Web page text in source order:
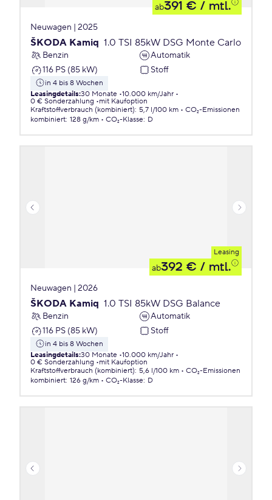
ab391 € / mtl.
Neuwagen | 2025
ŠKODA Kamiq 1.0 TSI 85kW DSG Monte Carlo
Benzin
Automatik
116 PS (85 kW)
Stoff
in 4 bis 8 Wochen
Leasingdetails:30 Monate 10.000 km/Jahr
0 € Sonderzahlung
mit Kaufoption
Kraftstoffverbrauch (kombiniert): 5,7 l/100 km
CO₂-Emissionen
kombiniert: 128 g/km CO₂-Klasse: D
Leasing
ab392 € / mtl.
Neuwagen | 2026
ŠKODA Kamiq 1.0 TSI 85kW DSG Balance
Benzin
Automatik
116 PS (85 kW)
Stoff
in 4 bis 8 Wochen
Leasingdetails:30 Monate 10.000 km/Jahr
0 € Sonderzahlung
mit Kaufoption
Kraftstoffverbrauch (kombiniert): 5,6 l/100 km
CO₂-Emissionen
kombiniert: 126 g/km CO₂-Klasse: D